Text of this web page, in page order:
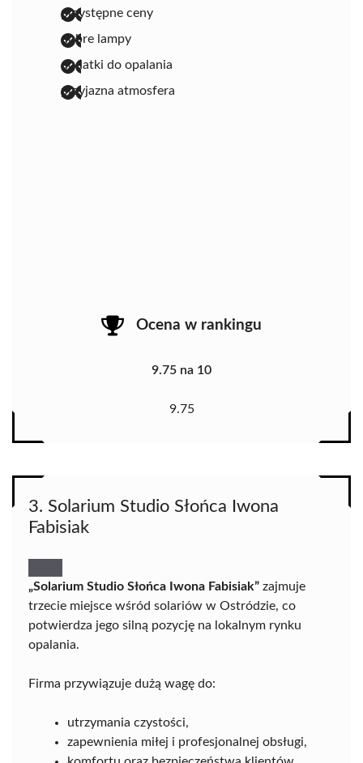
przystępne ceny
dobre lampy
dodatki do opalania
przyjazna atmosfera
Ocena w rankingu
9.75 na 10
9.75
3. Solarium Studio Słońca Iwona
Fabisiak
„Solarium Studio Słońca Iwona Fabisiak” zajmuje
trzecie miejsce wśród solariów w Ostródzie, co
potwierdza jego silną pozycję na lokalnym rynku
opalania.
Firma przywiązuje dużą wagę do:
utrzymania czystości,
zapewnienia miłej i profesjonalnej obsługi,